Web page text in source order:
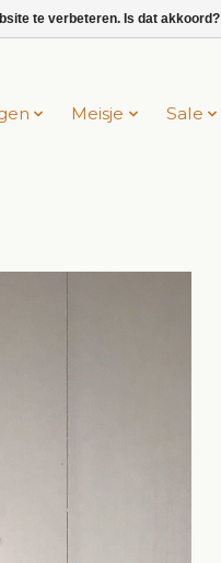
Meisje Sale
te verbeteren. Is dat akkoord?